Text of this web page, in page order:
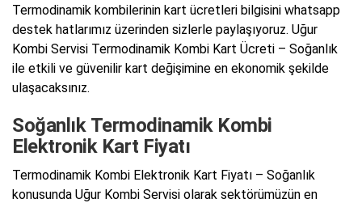
Termodinamik kombilerinin kart ücretleri bilgisini whatsapp
destek hatlarımız üzerinden sizlerle paylaşıyoruz. Uğur
Kombi Servisi Termodinamik Kombi Kart Ücreti – Soğanlık
ile etkili ve güvenilir kart değişimine en ekonomik şekilde
ulaşacaksınız.
Soğanlık Termodinamik Kombi
Elektronik Kart Fiyatı
Termodinamik Kombi Elektronik Kart Fiyatı – Soğanlık
konusunda Uğur Kombi Servisi olarak sektörümüzün en